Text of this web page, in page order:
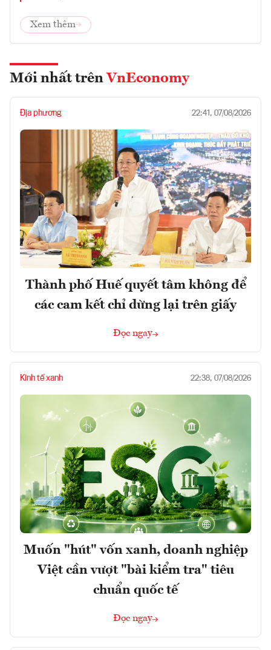
Xem thêm
Mới nhất trên VnEconomy
Địa phương 22:41, 07/08/2026
Thành phố Huế quyết tâm không để
các cam kết chỉ dừng lại trên giấy
Đọc ngay
Kinh tế xanh 22:38, 07/08/2026
Muốn "hút" vốn xanh, doanh nghiệp
Việt cần vượt "bài kiểm tra" tiêu
chuẩn quốc tế
Đọc ngay